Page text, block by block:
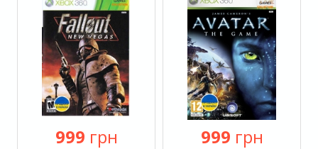
999 грн 999 грн